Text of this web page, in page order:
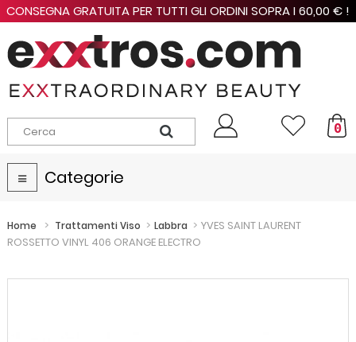
CONSEGNA GRATUITA PER TUTTI GLI ORDINI SOPRA I 60,00 € !
0
Navigazione
Toggle
Categorie
Home > Trattamenti Viso > Labbra > YVES SAINT LAURENT
ROSSETTO VINYL 406 ORANGE ELECTRO